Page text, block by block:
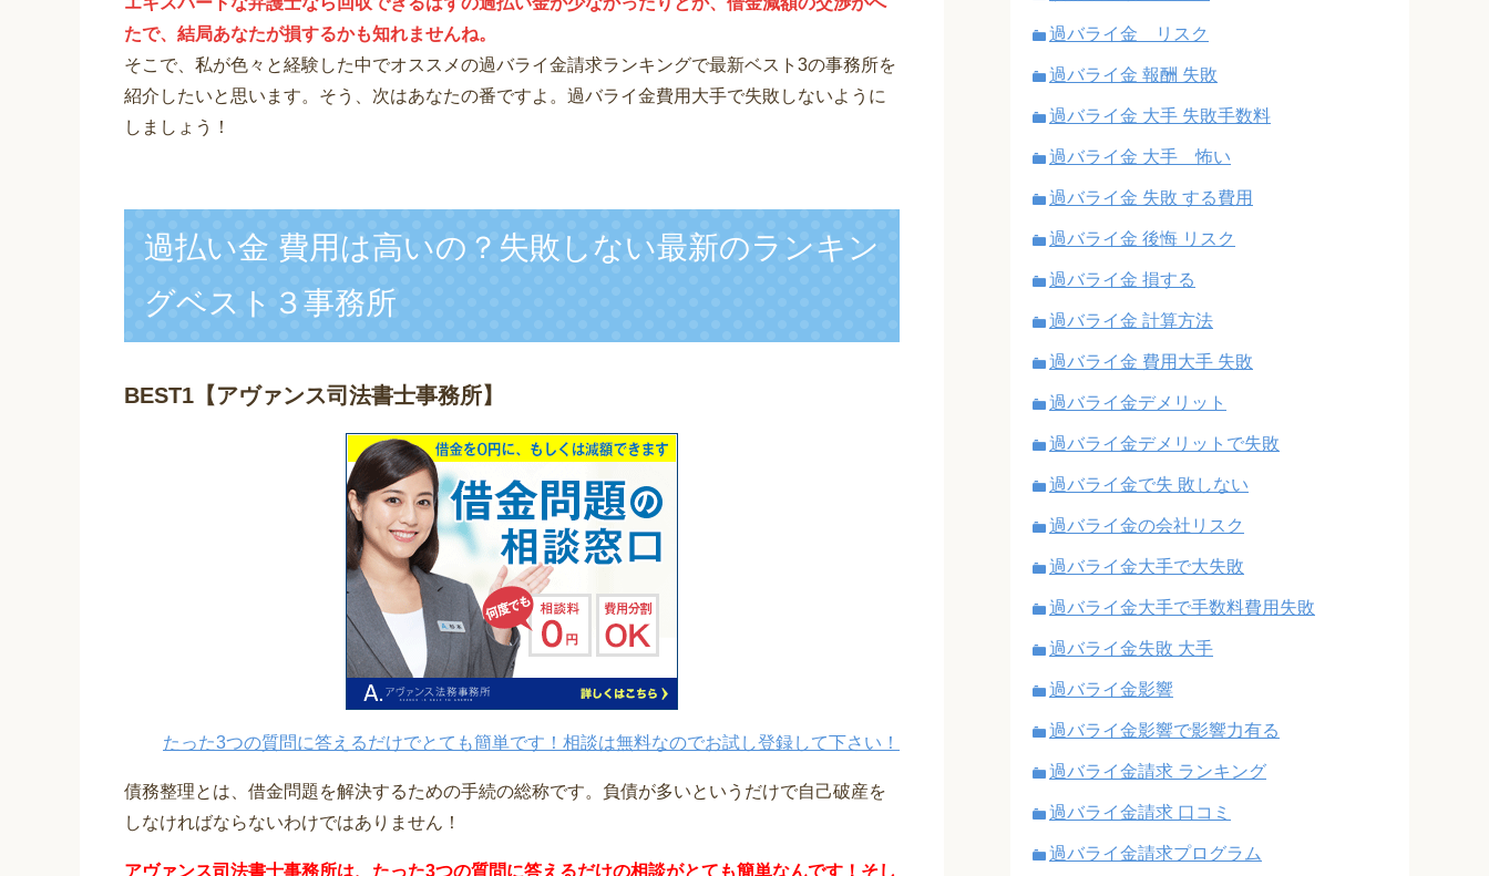
たで、結局あなたが損するかも知れませんね。
そこで、私が色々と経験した中でオススメの過バライ金請求ランキングで最新ベスト3の事務所を
紹介したいと思います。そう、次はあなたの番ですよ。過バライ金費用大手で失敗しないように
しましょう！
過払い金 費用は高いの？失敗しない最新のランキン
グベスト３事務所
BEST1 【アヴァンス司法書士事務所】
たった3つの質問に答えるだけでとても簡単です！相談は無料なのでお試し登録して下さい！
債務整理とは、借金問題を解決するための手続の総称です。負債が多いというだけで自己破産を
しなければならないわけではありません！
アヴァンス司法書士事務所は、 たった3つの質問に答えるだけの相談がとても簡単なんです！そし
過バライ金 リスク
過バライ金 報酬 失敗
過バライ金 大手 失敗手数料
過バライ金 大手 怖い
過バライ金 失敗 する費用
過バライ金 後悔 リスク
過バライ金 損する
過バライ金 計算方法
過バライ金 費用大手 失敗
過バライ金デメリット
過バライ金デメリットで失敗
過バライ金で失 敗しない
過バライ金の会社リスク
過バライ金大手で大失敗
過バライ金大手で手数料費用失敗
過バライ金失敗 大手
過バライ金影響
過バライ金影響で影響力有る
過バライ金請求 ランキング
過バライ金請求 口コミ
過バライ金請求プログラム